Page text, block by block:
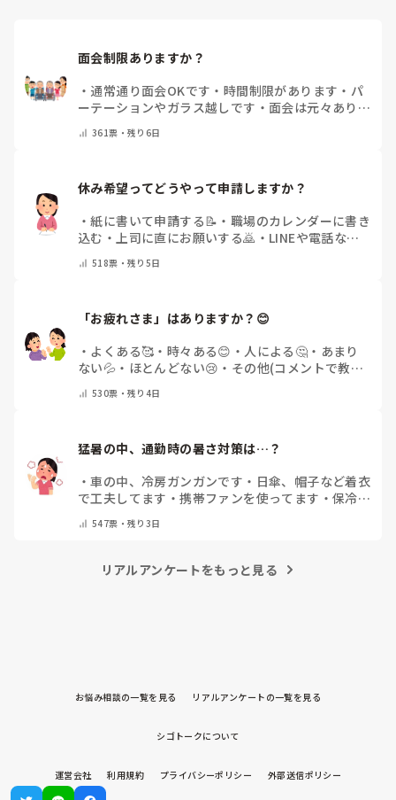
面会制限ありますか？
・ 通常通り面会OKです ・ 時間制限があります ・ パ
ーテーションやガラス越しです ・ 面会は元々ありま
361票・残り6日
休み希望ってどうやって申請しますか？
・紙に書いて申請する📝 ・ 職場のカレンダーに書き
込む ・ 上司に直にお願いする🙇 ・ LINEや電話など
518票・残り5日
「お疲れさま」はありますか？😊
・ よくある🥰 ・ 時々ある😊 ・ 人による🤔 ・ あまり
ない💦 ・ ほとんどない😢 ・ その他(コメントで教え
530票・残り4日
猛暑の中、通勤時の暑さ対策は…？
・車の中、冷房ガンガンです ・ 日傘、帽子など着衣
で工夫してます ・携帯ファンを使ってます ・ 保冷剤
ん ・その他（コメントで教えて下さい）
547票・残り3日
リアルアンケートをもっと見る
お悩み相談の一覧を見る リアルアンケートの一覧を見る
シゴトークについて
運営会社 利用規約 プライバシーポリシー 外部送信ポリシー